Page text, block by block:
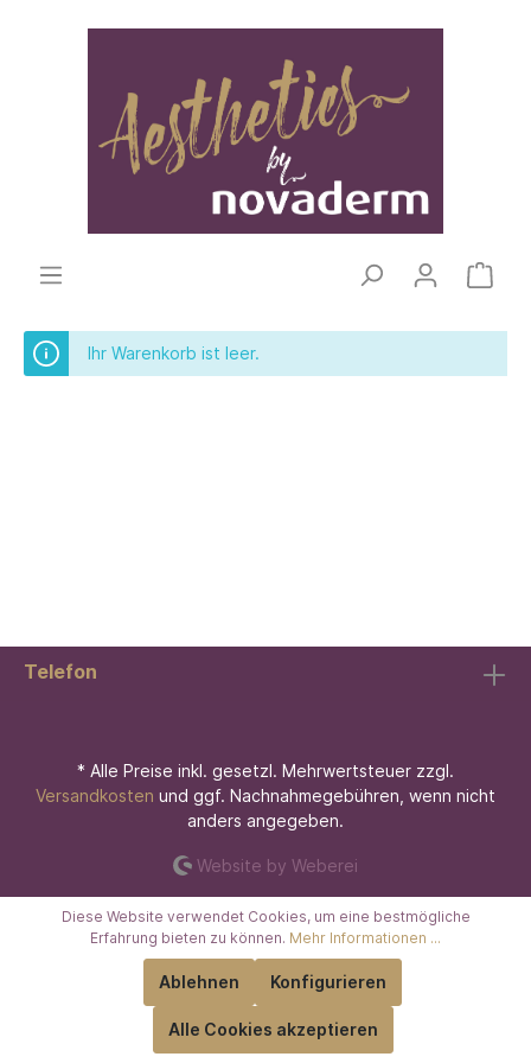
Ihr Warenkorb ist leer.
Telefon
* Alle Preise inkl. gesetzl. Mehrwertsteuer zzgl.
Versandkosten und ggf. Nachnahmegebühren, wenn nicht
anders angegeben.
Website by Weberei
Diese Website verwendet Cookies, um eine bestmögliche
Erfahrung bieten zu können. Mehr Informationen ...
Ablehnen Konfigurieren
Alle Cookies akzeptieren